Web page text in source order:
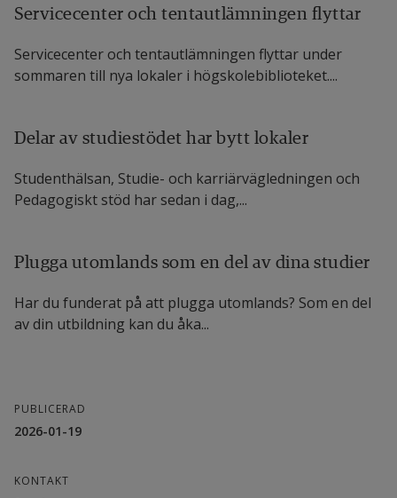
Servicecenter och tentautlämningen flyttar
Servicecenter och tentautlämningen flyttar under
sommaren till nya lokaler i högskolebiblioteket....
Delar av studiestödet har bytt lokaler
Studenthälsan, Studie- och karriärvägledningen och
Pedagogiskt stöd har sedan i dag,...
Plugga utomlands som en del av dina studier
Har du funderat på att plugga utomlands? Som en del
av din utbildning kan du åka...
PUBLICERAD
2026-01-19
KONTAKT